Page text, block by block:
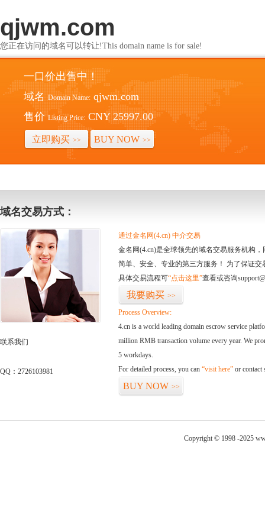
qjwm.com
您正在访问的域名可以转让!This domain name is for sale!
一口价出售中！
域名 Domain Name: qjwm.com
售价 Listing Price: CNY 25997.00
立即购买 >> BUY NOW >>
域名交易方式：
联系我们
QQ：2726103981
通过金名网(4.cn) 中介交易
金名网(4.cn)是全球领先的域名交易服务机构
简单、安全、专业的第三方服务！ 为了保证
具体交易流程可“点击这里”查看或咨询
我要购买 >>
Process Overview:
4.cn is a world leading domain escrow service
million RMB transaction volume every year. We
5 workdays.
For detailed process, you can “visit here” or contact
BUY NOW >>
Copyright © 1998 -2025